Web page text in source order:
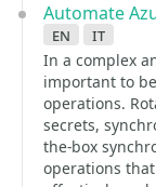
Automate
en
it
In a complex
important to
operations.
secrets,
the-box
operations